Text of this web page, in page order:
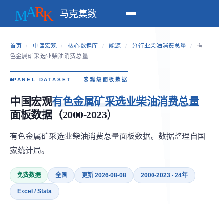
马克集数
首页 / 中国宏观 / 核心数据库 / 能源 / 分行业柴油消费总量 /
有
色金属矿采选业柴油消费总量
PANEL DATASET — 宏观级面板数据
中国宏观有色金属矿采选业柴油消费总量
面板数据（2000-2023）
有色金属矿采选业柴油消费总量面板数据。数据整理自国
家统计局。
免费数据 全国 更新 2026-08-08 2000-2023 · 24年
Excel / Stata